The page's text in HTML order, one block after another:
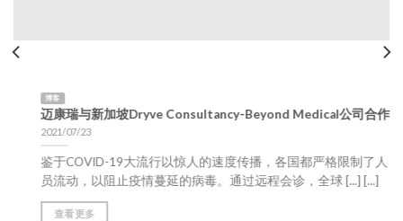
博客
迈康瑞与新加坡Dryve Consultancy-Beyond Medical公司合作
2021/07/23
鉴于COVID-19大流行以惊人的速度传播，各国都严格限制了人
员流动，以阻止疫情蔓延的病毒。通过远程会诊，全球 [...] [...]
查看更多